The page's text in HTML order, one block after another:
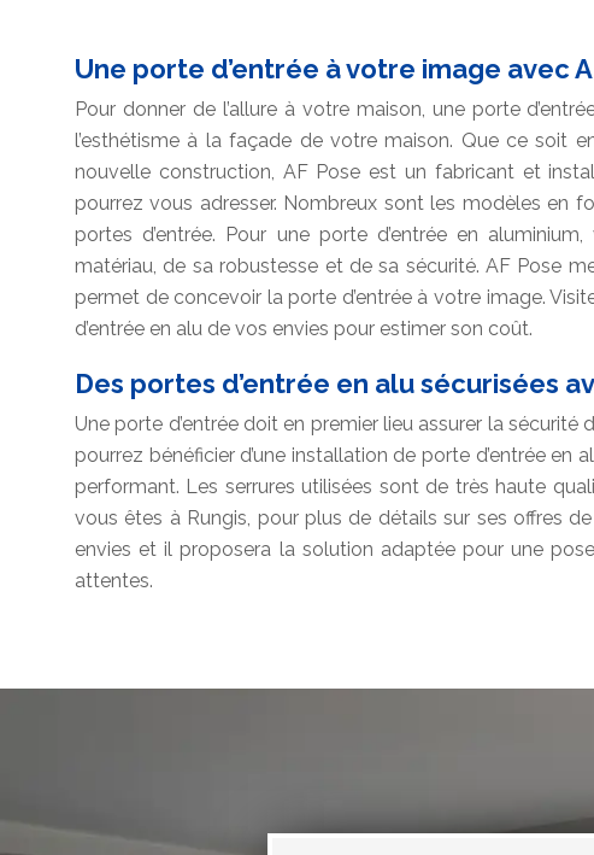
Une porte d’entrée à votre image avec
Pour donner de l’allure à votre maison, une porte
l’esthétisme à la façade de votre maison. Que ce soit
nouvelle construction, AF Pose est un fabricant et
pourrez vous adresser. Nombreux sont les modèles en
portes d’entrée. Pour une porte d’entrée en
matériau, de sa robustesse et de sa sécurité. AF Pose
permet de concevoir la porte d’entrée à votre image.
d’entrée en alu de vos envies pour estimer son coût.
Des portes d’entrée en alu sécurisées
Une porte d’entrée doit en premier lieu assurer la sécurité
pourrez bénéficier d’une installation de porte d’entrée en
performant. Les serrures utilisées sont de très haute
vous êtes à Rungis, pour plus de détails sur ses offres
envies et il proposera la solution adaptée pour une
attentes.